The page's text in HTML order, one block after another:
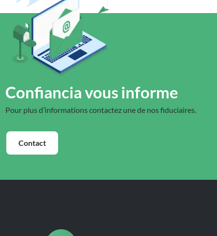
Confiancia vous informe
Pour plus d’informations contactez une de nos fiduciaires.
Contact